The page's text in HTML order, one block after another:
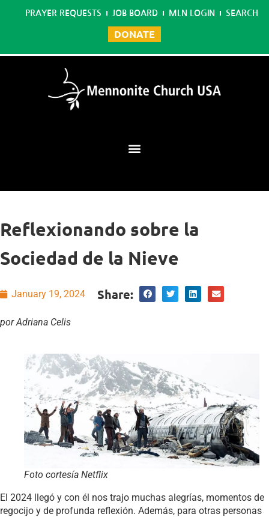
PRAYER REQUESTS JOB BOARD MLN LOGIN SEARCH
DONATE
Reflexionando sobre la
Sociedad de la Nieve
January 19, 2024 Share:
por Adriana Celis
Foto cortesía Netflix
El 2024 llegó y con él nos trajo muchas alegrías, momentos de
regocijo y de profunda reflexión. Además, para otras personas